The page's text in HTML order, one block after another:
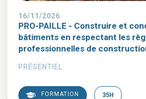
16/11/2026
PRO-PAILLE - Construire et
bâtiments en respectant les
professionnelles de
PRÉSENTIEL
FORMATION 35H